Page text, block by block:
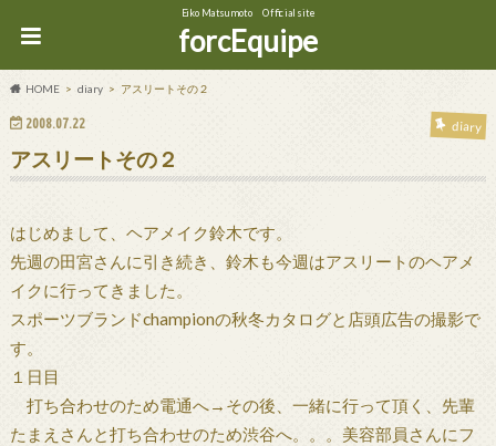
Eiko Matsumoto Official site
forcEquipe
HOME diary アスリートその２
2008.07.22 diary
アスリートその２
はじめまして、ヘアメイク鈴木です。
先週の田宮さんに引き続き、鈴木も今週はアスリートのヘアメ
イクに行ってきました。
スポーツブランドchampionの秋冬カタログと店頭広告の撮影で
す。
１日目
打ち合わせのため電通へ→その後、一緒に行って頂く、先輩
たまえさんと打ち合わせのため渋谷へ。。。美容部員さんにフ